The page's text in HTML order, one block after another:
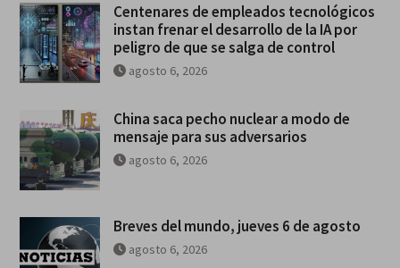
Centenares de empleados tecnológicos
instan frenar el desarrollo de la IA por
peligro de que se salga de control
agosto 6, 2026
China saca pecho nuclear a modo de
mensaje para sus adversarios
agosto 6, 2026
Breves del mundo, jueves 6 de agosto
agosto 6, 2026